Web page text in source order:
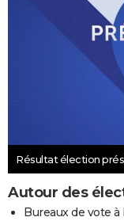
Résultat élection
Autour des
Bureaux de vote à